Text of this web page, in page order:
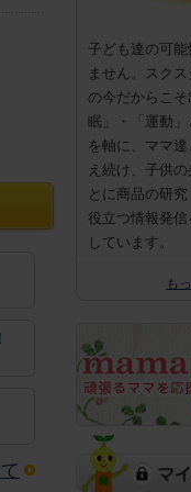
子ども達の可
ません。スク
の今だからこ
眠」・「運動
を軸に、ママ
え続け、子供
とに商品の研
役立つ情報発
しています。
も